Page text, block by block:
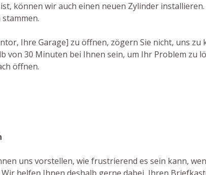
können wir auch einen neuen Zylinder
Ihre Garage] zu öffnen, zögern Sie nicht, uns
von 30 Minuten bei Ihnen sein, um Ihr Problem
öffnen.
uns vorstellen, wie frustrierend es sein kann,